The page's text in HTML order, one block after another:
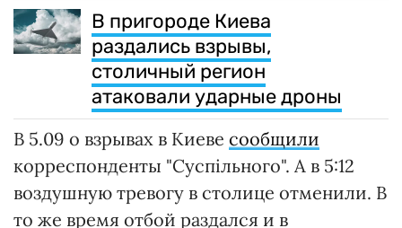
В пригороде Киева
раздались взрывы,
столичный регион
атаковали ударные дроны
В 5.09 о взрывах в Киеве сообщили
корреспонденты "Суспільного". А в 5:12
воздушную тревогу в столице отменили. В
то же время отбой раздался и в